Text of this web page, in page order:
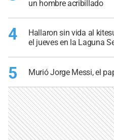
un hombre acribillado
4
Hallaron sin vida al
el jueves en la Laguna
5 Murió Jorge Messi, el